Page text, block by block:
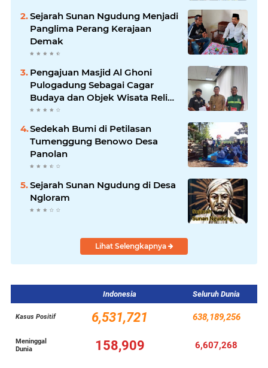
Sejarah Sunan Ngudung Menjadi
Panglima Perang Kerajaan
Demak
Pengajuan Masjid Al Ghoni
Pulogadung Sebagai Cagar
Budaya dan Objek Wisata Religi
ke Parekraf Jakarta Timur
Sedekah Bumi di Petilasan
Tumenggung Benowo Desa
Panolan
Sejarah Sunan Ngudung di Desa
Ngloram
Lihat Selengkapnya